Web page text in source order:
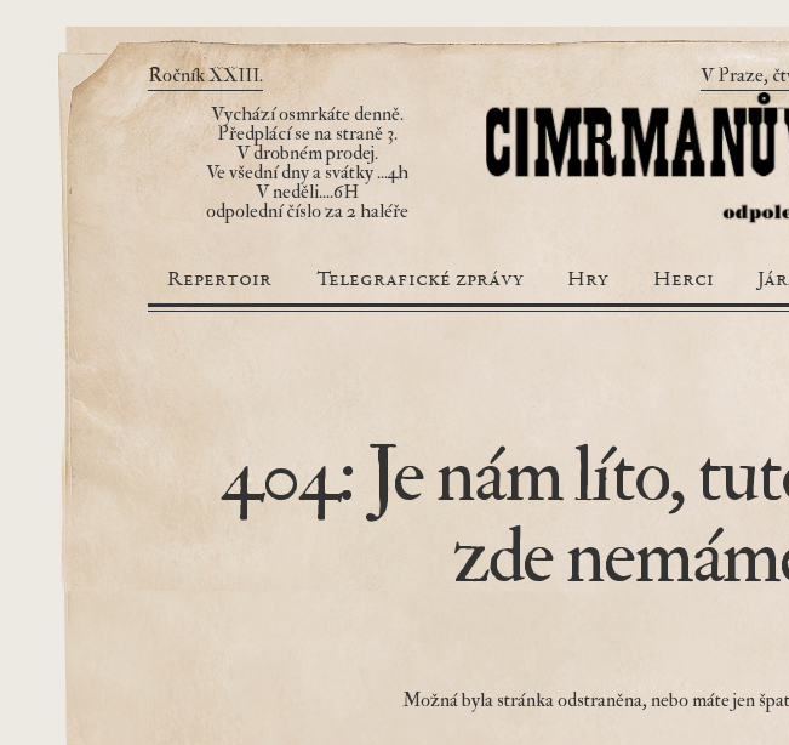
Ročník XXIII. V Praze,
Vychází osmrkáte denně.
Předplácí se na straně 3.
V drobném prodej.
Ve všední dny a svátky ...4h
V neděli....6H
odpolední číslo za 2 haléře
Repertoir Telegrafické zprávy Hry Herci
404: Je nám líto,
zde
Možná byla stránka odstraněna, nebo máte jen